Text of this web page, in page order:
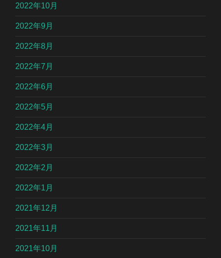
2022年10月
2022年9月
2022年8月
2022年7月
2022年6月
2022年5月
2022年4月
2022年3月
2022年2月
2022年1月
2021年12月
2021年11月
2021年10月